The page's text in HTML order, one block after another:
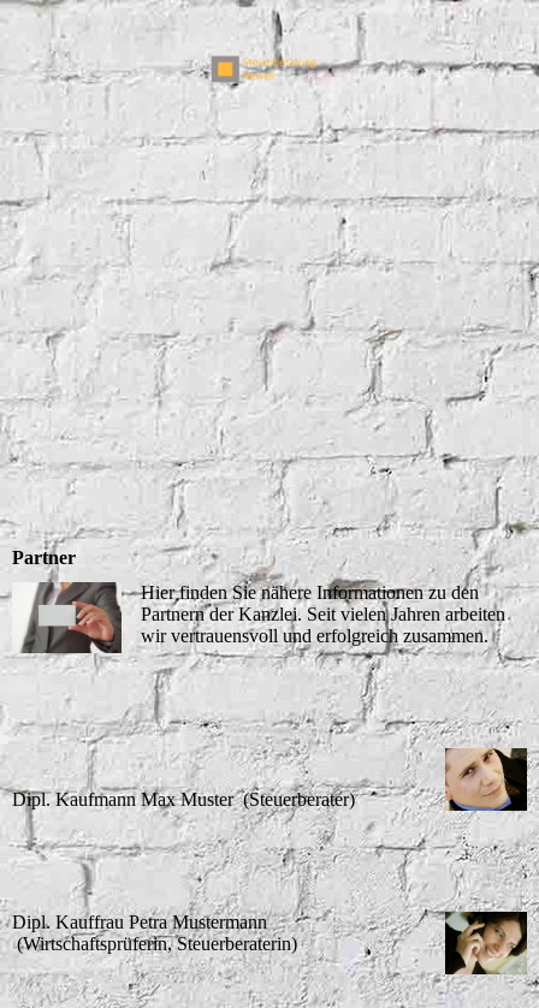
Partner
Hier finden Sie nähere Informationen zu den
Partnern der Kanzlei. Seit vielen Jahren arbeiten
wir vertrauensvoll und erfolgreich zusammen.
Dipl. Kaufmann Max Muster (Steuerberater)
Dipl. Kauffrau Petra Mustermann
(Wirtschaftsprüferin, Steuerberaterin)